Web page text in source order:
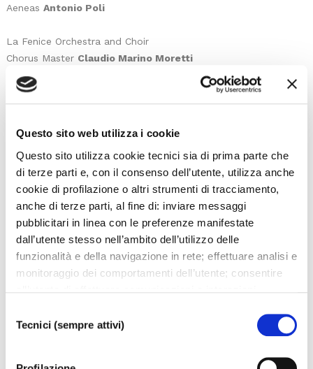
Questo sito web utilizza i cookie
Questo sito utilizza cookie tecnici sia di prima parte che
di terze parti e, con il consenso dell’utente, utilizza anche
cookie di profilazione o altri strumenti di tracciamento,
anche di terze parti, al fine di: inviare messaggi
pubblicitari in linea con le preferenze manifestate
dall’utente stesso nell’ambito dell’utilizzo delle
funzionalità e della navigazione in rete; effettuare analisi e
monitoraggio dei comportamenti dell’utente; consentire
TUTTI”, l’utente acconsente all’uso di tutti i cookie non
tecnici, inclusi quindi quelli di profilazione, analitici e
social. Il consenso è facoltativo e può essere revocato in
delTecnici (sempre attivi)
Aeneas Antonio Poli
La Fenice Orchestra and Choir
Chorus Master Claudio Marino Moretti
continuo
guitar
Luca Obertiharpsichord,organo positivo
dancers
Melissa Cosseta, Angelica Mattiazzi, Alice Pan, Fabio Caputo
Associazione Deos Danse Ensemble Opera Studio
VOUCHER
DOWNLOAD POSTER